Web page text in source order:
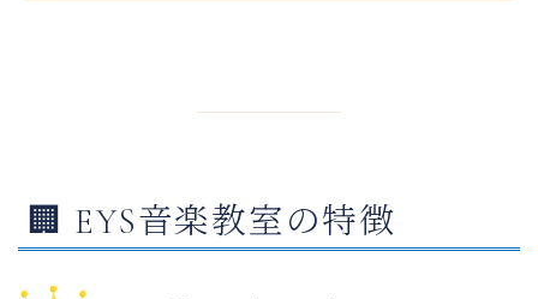
🏢 EYS音楽教室の特徴